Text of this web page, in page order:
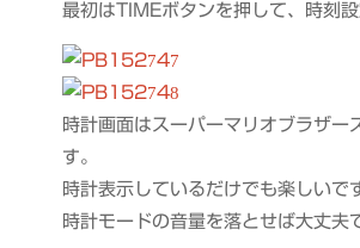
最初はTIMEボタンを押して、時刻設
時計画面はスーパーマリオブラザ
す。
時計表示しているだけでも楽しいで
時計モードの音量を落とせば大丈夫